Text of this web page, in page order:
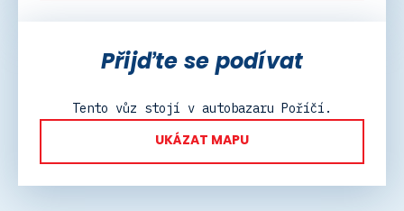
Přijďte se podívat
Tento vůz stojí v autobazaru Poříčí.
UKÁZAT MAPU